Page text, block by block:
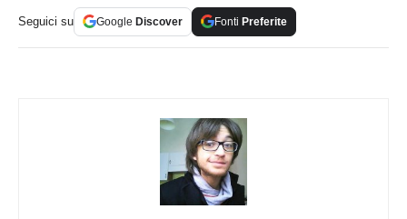
Seguici su Google Discover Fonti Preferite